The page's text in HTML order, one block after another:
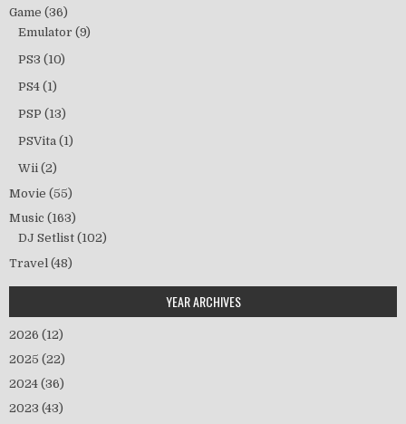
Game (36)
Emulator (9)
PS3 (10)
PS4 (1)
PSP (13)
PSVita (1)
Wii (2)
Movie (55)
Music (163)
DJ Setlist (102)
Travel (48)
YEAR ARCHIVES
2026 (12)
2025 (22)
2024 (36)
2023 (43)